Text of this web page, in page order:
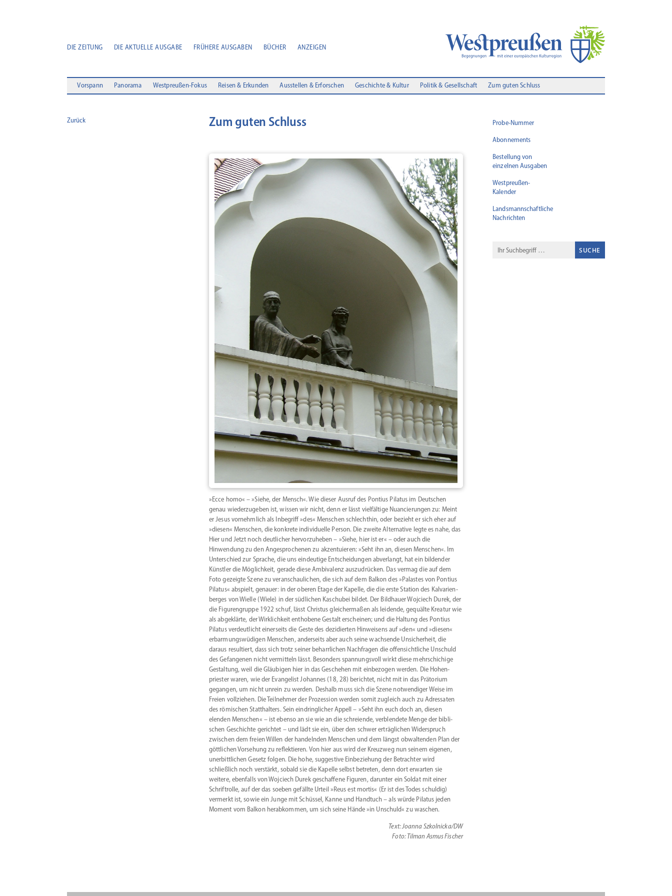
DIE ZEITUNG DIE AKTUELLE AUSGABE FRÜHERE AUSGABEN BÜCHER ANZEIGEN
Vorspann Panorama Westpreußen-Fokus Reisen & Erkunden Ausstellen & Erforschen Geschichte & Kultur Politik & Gesellschaft Zum guten Schluss
Zurück Zum guten Schluss
»Ecce homo« – »Siehe, der Mensch«. Wie dieser Ausruf des Pontius Pilatus im Deutschen
genau wieder­zu­geben ist, wissen wir nicht, denn er lässt vielfältige Nuancie­rungen zu: Meint
er Jesus vornehmlich als Inbegriff »des« Menschen schlechthin, oder bezieht er sich eher auf
»diesen« Menschen, die konkrete indivi­duelle Person. Die zweite Alter­native legte es nahe, das
Hier und Jetzt noch deutlicher hervor­zu­heben – »Siehe, hier ist er« – oder auch die
Hinwendung zu den Angespro­chenen zu akzen­tu­ieren: »Seht ihn an, diesen Menschen«. Im
Unter­schied zur Sprache, die uns eindeutige Entschei­dungen abver­langt, hat ein bildender
Künstler die Möglichkeit, gerade diese Ambivalenz auszu­drücken. Das vermag die auf dem
Foto gezeigte Szene zu veran­schau­lichen, die sich auf dem Balkon des »Palastes von Pontius
Pilatus« abspielt, genauer: in der oberen Etage der Kapelle, die die erste Station des Kalva­ri­en­
berges von Wielle (Wiele) in der südlichen Kaschubei bildet. Der Bildhauer Wojciech Durek, der
die Figuren­gruppe 1922 schuf, lässt Christus gleicher­maßen als leidende, gequälte Kreatur wie
als abgeklärte, der Wirklichkeit enthobene Gestalt erscheinen; und die Haltung des Pontius
Pilatus verdeut­licht einer­seits die Geste des dezidierten Hinweisens auf »den« und »diesen«
erbar­mungs­wü­digen Menschen, ander­seits aber auch seine wachsende Unsicherheit, die
daraus resul­tiert, dass sich trotz seiner beharr­lichen Nachfragen die offen­sicht­liche Unschuld
des Gefan­genen nicht vermitteln lässt. Besonders spannungsvoll wirkt diese mehrschi­chige
Gestaltung, weil die Gläubigen hier in das Geschehen mit einbe­zogen werden. Die Hohen­
priester waren, wie der Evangelist Johannes (18, 28) berichtet, nicht mit in das Prätorium
gegangen, um nicht unrein zu werden. Deshalb muss sich die Szene notwen­diger Weise im
Freien vollziehen. Die Teilnehmer der Prozession werden somit zugleich auch zu Adres­saten
des römischen Statt­halters. Sein eindring­licher Appell – »Seht ihn euch doch an, diesen
elenden Menschen« – ist ebenso an sie wie an die schreiende, verblendete Menge der bibli­
schen Geschichte gerichtet – und lädt sie ein, über den schwer erträg­lichen Wider­spruch
zwischen dem freien Willen der handelnden Menschen und dem längst obwal­tenden Plan der
göttlichen Vorsehung zu reflek­tieren. Von hier aus wird der Kreuzweg nun seinem eigenen,
unerbitt­lichen Gesetz folgen. Die hohe, suggestive Einbe­ziehung der Betrachter wird
schließlich noch verstärkt, sobald sie die Kapelle selbst betreten, denn dort erwarten sie
weitere, ebenfalls von Wojciech Durek geschaffene Figuren, darunter ein Soldat mit einer
Schrift­rolle, auf der das soeben gefällte Urteil »Reus est mortis« (Er ist des Todes schuldig)
vermerkt ist, sowie ein Junge mit Schüssel, Kanne und Handtuch – als würde Pilatus jeden
Moment vom Balkon herab­kommen, um sich seine Hände »in Unschuld« zu waschen.
Text:Joanna Szkolnicka/DW
Foto: Tilman Asmus Fischer
Probe-Nummer
Abonnements
Bestellung von
einzelnen Ausgaben
Westpreußen-
Kalender
Landsmannschaftliche
Nachrichten